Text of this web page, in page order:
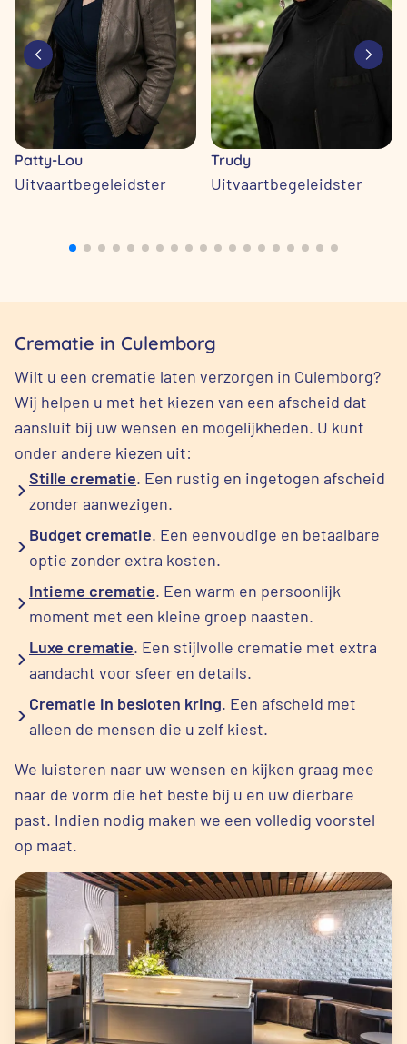
Patty-Lou
Uitvaartbegeleidster
Trudy
Uitvaartbegeleidster
Crematie in Culemborg
Wilt u een crematie laten verzorgen in Culemborg?
Wij helpen u met het kiezen van een afscheid dat
aansluit bij uw wensen en mogelijkheden. U kunt
onder andere kiezen uit:
Stille crematie. Een rustig en ingetogen afscheid
zonder aanwezigen.
Budget crematie. Een eenvoudige en betaalbare
optie zonder extra kosten.
Intieme crematie. Een warm en persoonlijk
moment met een kleine groep naasten.
Luxe crematie. Een stijlvolle crematie met extra
aandacht voor sfeer en details.
Crematie in besloten kring. Een afscheid met
alleen de mensen die u zelf kiest.
We luisteren naar uw wensen en kijken graag mee
naar de vorm die het beste bij u en uw dierbare
past. Indien nodig maken we een volledig voorstel
op maat.